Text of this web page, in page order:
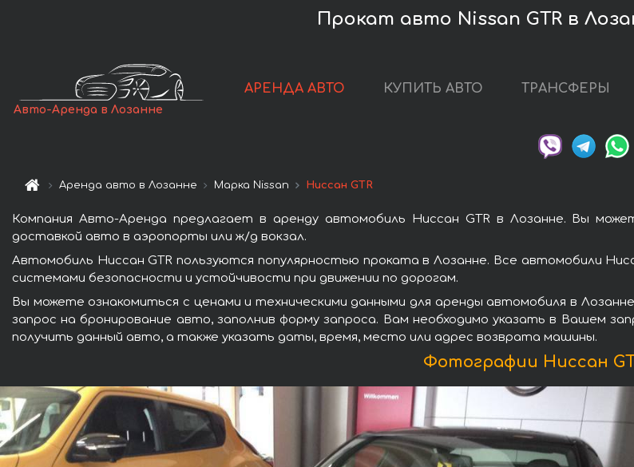
Прокат авто Nissan GTR в
Авто-Аренда в Лозанне
АРЕНДА АВТО КУПИТЬ АВТО ТРАНСФЕРЫ
Аренда авто в Лозанне Марка Nissan Ниссан GTR
Компания Авто-Аренда предлагает в аренду автомобиль Ниссан GTR в Лозанне. Вы
доставкой авто в аэропорты или ж/д вокзал.
Автомобиль Ниссан GTR пользуются популярностью проката в Лозанне. Все автомобили
системами безопасности и устойчивости при движении по дорогам.
Вы можете ознакомиться с ценами и техническими данными для аренды автомобиля в
запрос на бронирование авто, заполнив форму запроса. Вам необходимо указать в Вашем
получить данный авто, а также указать даты, время, место или адрес возврата машины.
Фотографии Ниссан